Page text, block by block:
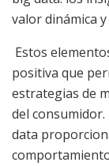
valor dinámica
Estos
positiva que
estrategias de
del
data